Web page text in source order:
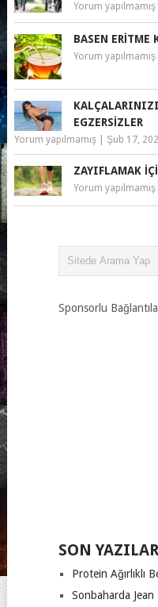
Yorum yapılmamış
BASEN ERITME
Yorum yapılmamış
EGZERSIZLER
Yorum yapılmamış| Şub 17,
ZAYIFLAMAK
Yorum yapılmamış
Sponsorlu
SON YAZILAR
Protein Ağırlıklı
Sonbaharda Jean